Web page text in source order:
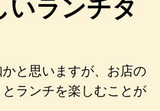
いランチタ
と思いますが、お店の
ランチを楽しむことが